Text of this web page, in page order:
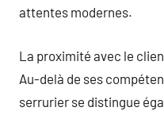
attentes modernes.
La proximité avec le
Au-delà de ses
serrurier se distingue